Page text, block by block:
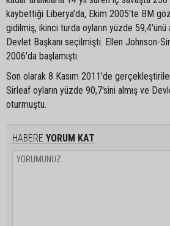
kaybettiği Liberya'da, Ekim 2005'te BM
gidilmiş, ikinci turda oyların yüzde
Devlet Başkanı seçilmişti. Ellen Johnson-
2006'da başlamıştı.
Son olarak 8 Kasım 2011'de
Sirleaf oyların yüzde 90,7'sini almış ve
oturmuştu.
HABERE YORUM KAT